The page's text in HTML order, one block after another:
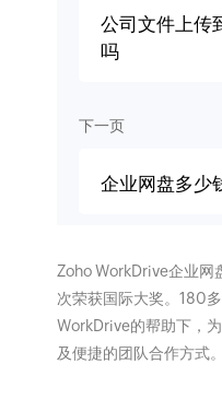
公司文件上传
吗
下一页
企业网盘多少
Zoho WorkDrive企业
次荣获国际大奖。180
WorkDrive的帮助下，
及便捷的团队合作方式。